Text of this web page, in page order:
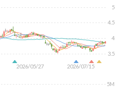
2026/05/27 2026/07/15
3.5
4
4.5
5
5M